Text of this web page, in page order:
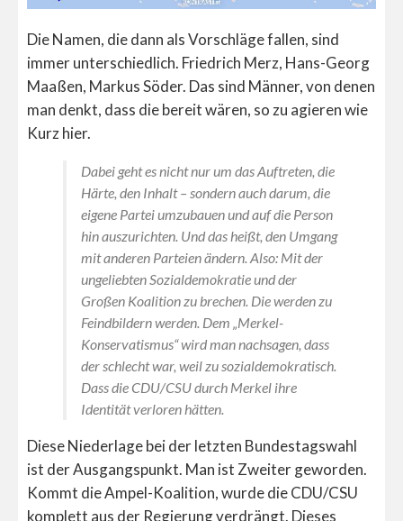
Die Namen, die dann als Vorschläge fallen, sind
immer unterschiedlich. Friedrich Merz, Hans-Georg
Maaßen, Markus Söder. Das sind Männer, von denen
man denkt, dass die bereit wären, so zu agieren wie
Kurz hier.
Dabei geht es nicht nur um das Auftreten, die
Härte, den Inhalt – sondern auch darum, die
eigene Partei umzubauen und auf die Person
hin auszurichten. Und das heißt, den Umgang
mit anderen Parteien ändern. Also: Mit der
ungeliebten Sozialdemokratie und der
Großen Koalition zu brechen. Die werden zu
Feindbildern werden. Dem „Merkel-
Konservatismus“ wird man nachsagen, dass
der schlecht war, weil zu sozialdemokratisch.
Dass die CDU/CSU durch Merkel ihre
Identität verloren hätten.
Diese Niederlage bei der letzten Bundestagswahl
ist der Ausgangspunkt. Man ist Zweiter geworden.
Kommt die Ampel-Koalition, wurde die CDU/CSU
komplett aus der Regierung verdrängt. Dieses